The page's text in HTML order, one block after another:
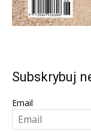
Subskrybuj
Email